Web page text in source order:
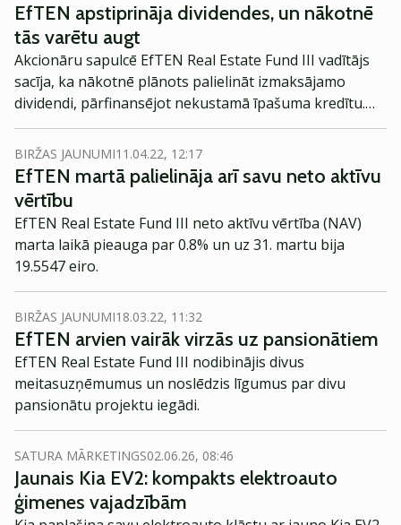
EfTEN apstiprināja dividendes, un nākotnē
tās varētu augt
Akcionāru sapulcē EfTEN Real Estate Fund III vadītājs
sacīja, ka nākotnē plānots palielināt izmaksājamo
dividendi, pārfinansējot nekustamā īpašuma kredītu.
Akcionāri sapulcē apstiprināja darba kārtības
jautājumus un saņēma pārskatu par nozarē notiekošo.
BIRŽAS JAUNUMI11.04.22, 12:17
EfTEN martā palielināja arī savu neto aktīvu
vērtību
EfTEN Real Estate Fund III neto aktīvu vērtība (NAV)
marta laikā pieauga par 0.8% un uz 31. martu bija
19.5547 eiro.
BIRŽAS JAUNUMI18.03.22, 11:32
EfTEN arvien vairāk virzās uz pansionātiem
EfTEN Real Estate Fund III nodibinājis divus
meitasuzņēmumus un noslēdzis līgumus par divu
pansionātu projektu iegādi.
SATURA MĀRKETINGS02.06.26, 08:46
Jaunais Kia EV2: kompakts elektroauto
ģimenes vajadzībām